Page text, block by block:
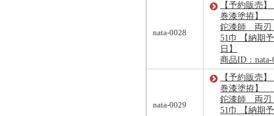
nata-0028
【予約販売
巻漆塗拵】
鉈漆師 両
51巾 【納期
日】
商品ID：nata-
nata-0029
【予約販売
巻漆塗拵】
鉈漆師 両
51巾 【納期